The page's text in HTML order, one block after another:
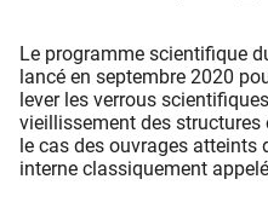
Le programme scientifique
lancé en septembre 2020
lever les verrous
vieillissement des
le cas des ouvrages atteints
interne classiquement